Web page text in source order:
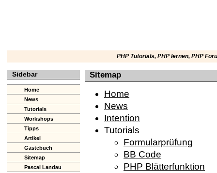
PHP Tutorials, PHP lernen, PHP
Sidebar
Home
News
Tutorials
Workshops
Tipps
Artikel
Gästebuch
Sitemap
Pascal Landau
Sitemap
Home
News
Intention
Tutorials
Formularprüfung
BB Code
PHP Blätterfunktion